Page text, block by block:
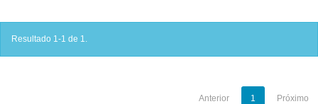
Resultado 1-1 de 1.
Anterior 1 Próximo